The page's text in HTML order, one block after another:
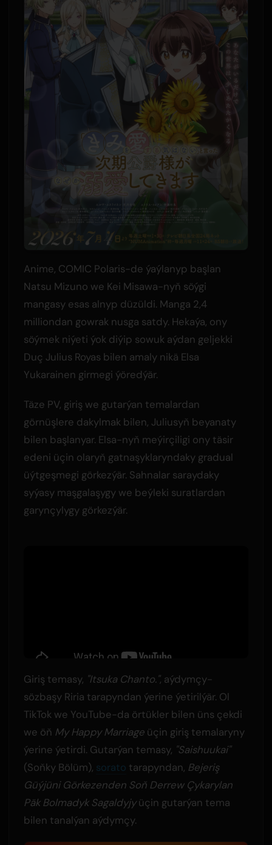
Anime, COMIC Polaris-de ýaýlanyp başlan
Natsu Mizuno we Kei Misawa-nyň söýgi
mangasy esas alnyp düzüldi. Manga 2,4
milliondan gowrak nusga satdy. Hekaýa, ony
söýmek niýeti ýok diýip sowuk aýdan geljekki
Duç Julius Royas bilen amaly nikä Elsa
Yukarainen girmegi ýöredýär.
Täze PV, giriş we gutarýan temalardan
görnüşlere dakylmak bilen, Juliusyň beyanaty
bilen başlanyar. Elsa-nyň meýirçiligi ony täsir
edeni üçin olaryň gatnaşyklaryndaky gradual
üýtgeşmegi görkezýär. Sahnalar saraydaky
syýasy maşgalaşygy we beýleki suratlardan
garynçylygy görkezýär.
Giriş temasy, "Itsuka Chanto.", aýdymçy-
sözbaşy Riria tarapyndan ýerine ýetirilýär. Ol
TikTok we YouTube-da örtükler bilen üns çekdi
we öň My Happy Marriageüçin giriş temalaryny
ýerine ýetirdi. Gutarýan temasy, "Saishuukai"
(Soňky Bölüm), sorato tarapyndan, Bejeriş
Güýjüni Görkezenden Soň Derrew Çykarylan
Päk Bolmadyk Sagaldyjyüçin gutarýan tema
bilen tanalýan aýdymçy.